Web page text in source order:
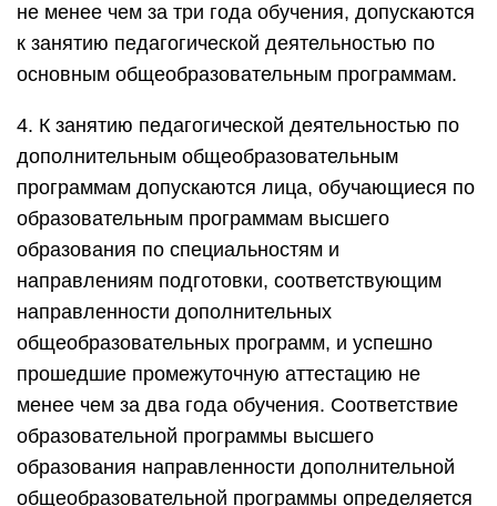
не менее чем за три года обучения, допускаются
к занятию педагогической деятельностью по
основным общеобразовательным программам.
4. К занятию педагогической деятельностью по
дополнительным общеобразовательным
программам допускаются лица, обучающиеся по
образовательным программам высшего
образования по специальностям и
направлениям подготовки, соответствующим
направленности дополнительных
общеобразовательных программ, и успешно
прошедшие промежуточную аттестацию не
менее чем за два года обучения. Соответствие
образовательной программы высшего
образования направленности дополнительной
общеобразовательной программы определяется